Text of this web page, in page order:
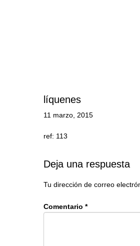
líquenes
11 marzo, 2015
ref: 113
Deja una respuesta
Tu dirección de correo
Comentario *